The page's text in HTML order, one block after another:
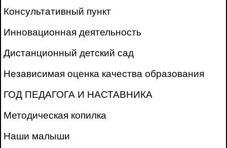
Консультативный пункт
Инновационная деятельность
Дистанционный детский сад
Независимая оценка качества образования
ГОД ПЕДАГОГА И НАСТАВНИКА
Методическая копилка
Наши малыши